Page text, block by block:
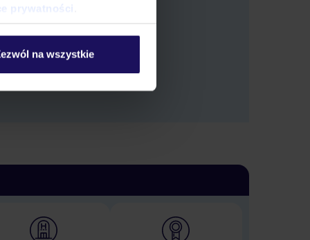
prywatności
na wszystkie
oferty.